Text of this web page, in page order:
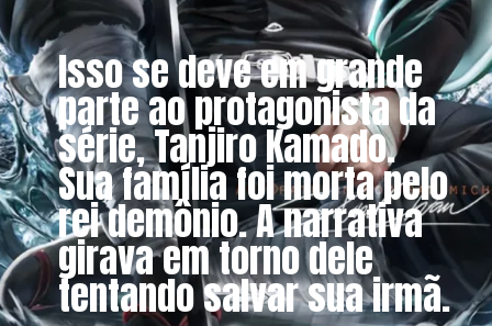
Isso se deve em grande
parte ao protagonista da
série, Tanjiro Kamado.
Sua família foi morta pelo
rei demônio. A narrativa
girava em torno dele
tentando salvar sua irmã.